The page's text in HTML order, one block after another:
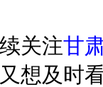
关注甘
想及时